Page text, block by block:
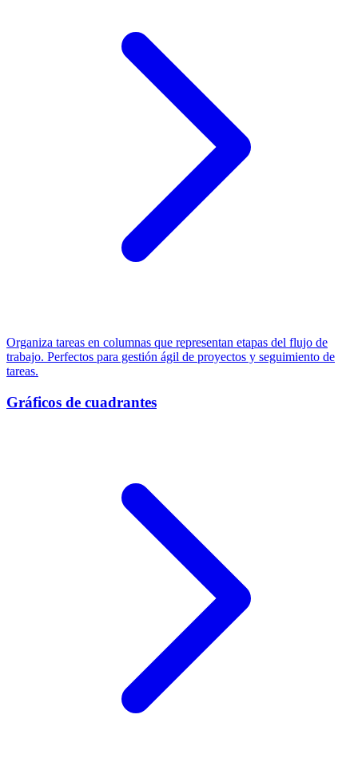
Organiza tareas en columnas que representan etapas del flujo de
trabajo. Perfectos para gestión ágil de proyectos y seguimiento de
tareas.
Gráficos de cuadrantes